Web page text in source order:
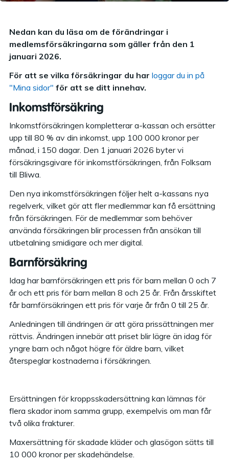
Nedan kan du läsa om de förändringar i
medlemsförsäkringarna som gäller från den 1
januari 2026.
För att se vilka försäkringar du har loggar du in på
"Mina sidor" för att se ditt innehav.
Inkomstförsäkring
Inkomstförsäkringen kompletterar a-kassan och ersätter
upp till 80 % av din inkomst, upp 100 000 kronor per
månad, i 150 dagar. Den 1 januari 2026 byter vi
försäkringsgivare för inkomstförsäkringen, från Folksam
till Bliwa.
Den nya inkomstförsäkringen följer helt a-kassans nya
regelverk, vilket gör att fler medlemmar kan få ersättning
från försäkringen. För de medlemmar som behöver
använda försäkringen blir processen från ansökan till
utbetalning smidigare och mer digital.
Barnförsäkring
Idag har barnförsäkringen ett pris för barn mellan 0 och 7
år och ett pris för barn mellan 8 och 25 år. Från årsskiftet
får barnförsäkringen ett pris för varje år från 0 till 25 år.
Anledningen till ändringen är att göra prissättningen mer
rättvis. Ändringen innebär att priset blir lägre än idag för
yngre barn och något högre för äldre barn, vilket
återspeglar kostnaderna i försäkringen.
Ersättningen för kroppsskadersättning kan lämnas för
flera skador inom samma grupp, exempelvis om man får
två olika frakturer.
Maxersättning för skadade kläder och glasögon sätts till
10 000 kronor per skadehändelse.